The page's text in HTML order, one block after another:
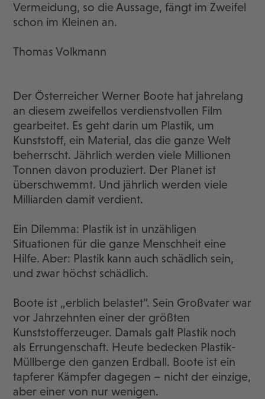
Vermeidung, so die Aussage, fängt im Zweifel
schon im Kleinen an.
Thomas Volkmann
Der Österreicher Werner Boote hat jahrelang
an diesem zweifellos verdienstvollen Film
gearbeitet. Es geht darin um Plastik, um
Kunststoff, ein Material, das die ganze Welt
beherrscht. Jährlich werden viele Millionen
Tonnen davon produziert. Der Planet ist
überschwemmt. Und jährlich werden viele
Milliarden damit verdient.
Ein Dilemma: Plastik ist in unzähligen
Situationen für die ganze Menschheit eine
Hilfe. Aber: Plastik kann auch schädlich sein,
und zwar höchst schädlich.
Boote ist „erblich belastet“. Sein Großvater war
vor Jahrzehnten einer der größten
Kunststofferzeuger. Damals galt Plastik noch
als Errungenschaft. Heute bedecken Plastik-
Müllberge den ganzen Erdball. Boote ist ein
tapferer Kämpfer dagegen – nicht der einzige,
aber einer von nur wenigen.